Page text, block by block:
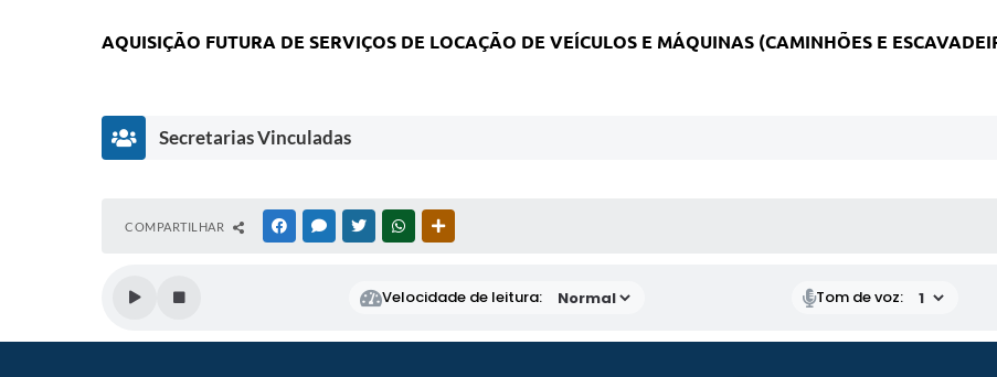
AQUISIÇÃO FUTURA DE SERVIÇOS DE LOCAÇÃO DE VEÍCULOS E MÁQUINAS (CAMINHÕES E
Secretarias Vinculadas
e
d
COMPARTILHAR FACEBOOKMESSENGER
TWITTERWHATSAPP
Velocidade de leitura: Tom de voz: